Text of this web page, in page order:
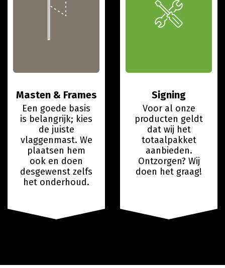
Masten & Frames
Een goede basis
is belangrijk; kies
de juiste
vlaggenmast. We
plaatsen hem
ook en doen
desgewenst zelfs
het onderhoud.
Signing
Voor al onze
producten geldt
dat wij het
totaalpakket
aanbieden.
Ontzorgen? Wij
doen het graag!